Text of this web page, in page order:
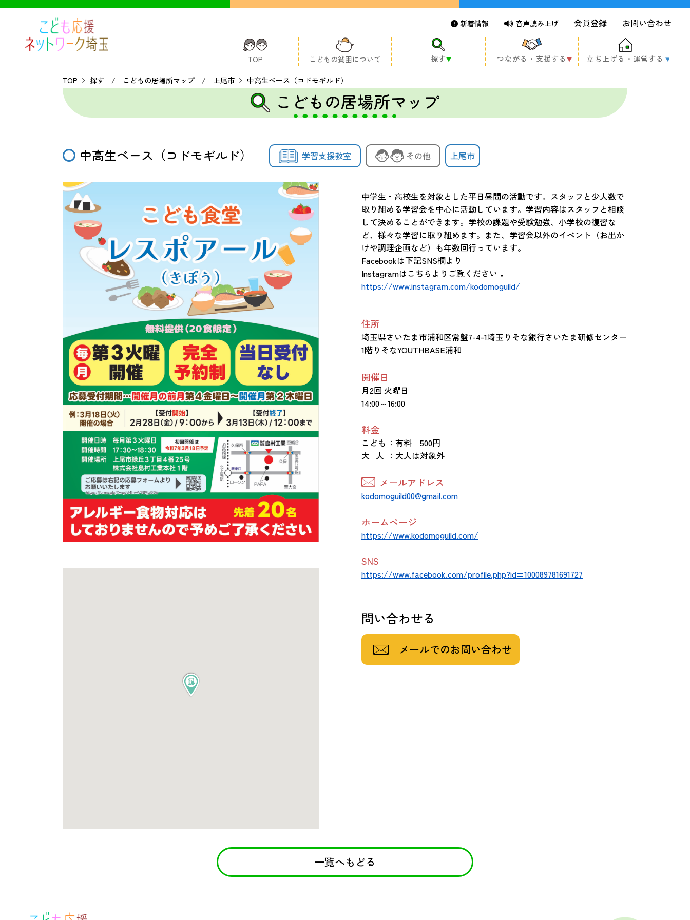
新着情報 音声読み上げ 会員登録 お問い合わせ
TOP こどもの貧困について 探す つながる・支援する 立ち上げる・運営する
TOP 探す / こどもの居場所マップ / 上尾市 中高生ベース（コドモギルド）
こどもの居場所マップ
中高生ベース（コドモギルド） 学習支援教室 その他 上尾市
中学生・高校生を対象とした平日昼間の活動です。スタッフと少人数で
取り組める学習会を中心に活動しています。学習内容はスタッフと相談
して決めることができます。学校の課題や受験勉強、小学校の復習な
ど、様々な学習に取り組めます。また、学習会以外のイベント（お出か
けや調理企画など）も年数回行っています。
Facebookは下記SNS欄より
Instagramはこちらよりご覧ください↓
https://www.instagram.com/kodomoguild/
住所
埼玉県さいたま市浦和区常盤7-4-1埼玉りそな銀行さいたま研修センター
1階りそなYOUTHBASE浦和
開催日
月2回 火曜日
14:00～16:00
料金
こども ：有料 500円
大 人 ：大人は対象外
メールアドレス
kodomoguild00@gmail.com
ホームページ
https://www.kodomoguild.com/
SNS
https://www.facebook.com/profile.php?id=100089781691727
問い合わせる
メールでのお問い合わせ
一覧へもどる